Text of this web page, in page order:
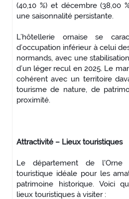
(40,10 %) et décembre (38,00
une saisonnalité persistante.
L’hôtellerie ornaise se
d’occupation inférieur à celui
normands, avec une
d’un léger recul en 2025. Le
cohérent avec un territoire
tourisme de nature, de
proximité.
Attractivité – Lieux touristiques
Le département de l'Orne
touristique idéale pour les
patrimoine historique. Voici
lieux touristiques à visiter :